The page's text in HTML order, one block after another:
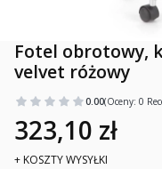
Fotel obrotowy,
velvet różowy
0.00(Oceny: 0
323,10 zł
+ KOSZTY WYSYŁKI